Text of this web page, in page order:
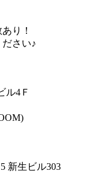
り！
さい♪
ル4Ｆ
新生ビル303